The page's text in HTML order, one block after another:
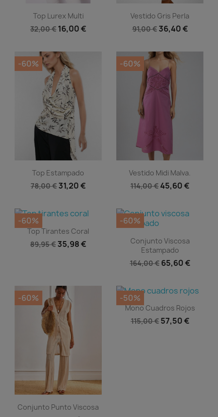
Vista rápida
Top Lurex Multi
32,00 € 16,00 €
Vista rápida
Vestido Gris Perla
91,00 € 36,40 €
Vista rápida
Top Estampado
78,00 € 31,20 €
-60%
Vista rápida
Vestido Midi Malva.
114,00 € 45,60 €
-60%
Vista rápida
Top Tirantes Coral
89,95 € 35,98 €
-60%
Vista rápida
Conjunto Viscosa
Estampado
164,00 € 65,60 €
-60%
Vista rápida
Conjunto Punto Viscosa
-60%
Vista rápida
Mono Cuadros Rojos
115,00 € 57,50 €
-50%